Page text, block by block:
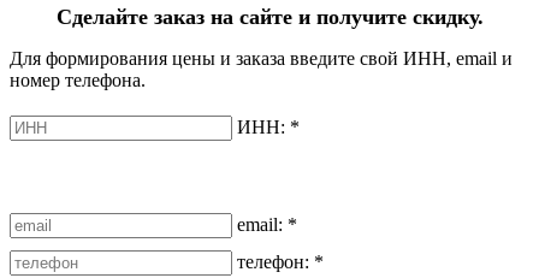
Сделайте заказ на сайте и получите скидку.
Для формирования цены и заказа введите свой ИНН, email и
номер телефона.
ИНН: *
email: *
телефон: *